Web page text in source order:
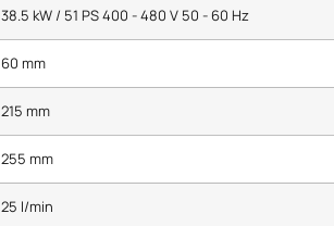
38.5 kW / 51 PS 400 - 480 V 50 - 60 Hz
60 mm
215 mm
255 mm
25 l/min